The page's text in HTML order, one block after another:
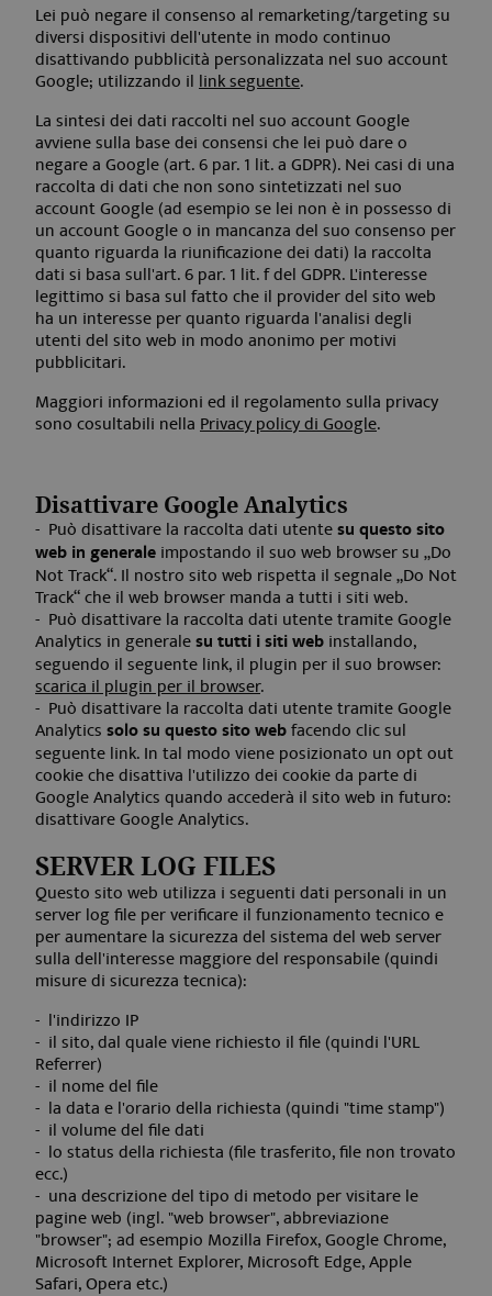
Lei può negare il consenso al remarketing/targeting su
diversi dispositivi dell'utente in modo continuo
disattivando pubblicità personalizzata nel suo account
Google; utilizzando illink seguente.
La sintesi dei dati raccolti nel suo account Google
avviene sulla base dei consensi che lei può dare o
negare a Google (art. 6 par. 1 lit. a GDPR). Nei casi di una
raccolta di dati che non sono sintetizzati nel suo
account Google (ad esempio se lei non è in possesso di
un account Google o in mancanza del suo consenso per
quanto riguarda la riunificazione dei dati) la raccolta
dati si basa sull'art. 6 par. 1 lit. f del GDPR. L'interesse
legittimo si basa sul fatto che il provider del sito web
ha un interesse per quanto riguarda l'analisi degli
utenti del sito web in modo anonimo per motivi
pubblicitari.
Maggiori informazioni ed il regolamento sulla privacy
sono cosultabili nellaPrivacy policy di Google.
Disattivare Google Analytics
Può disattivare la raccolta dati utentesu questo sito
web in generaleimpostando il suo web browser su„Do
Not Track“. Il nostro sito web rispetta il segnale „Do Not
Track“ che il web browser manda a tutti i siti web.
Può disattivare la raccolta dati utente tramite Google
Analytics in generalesu tutti i siti webinstallando,
seguendo il seguente link, il plugin per il suo browser:
scarica il plugin per il browser.
Può disattivare la raccolta dati utente tramite Google
Analyticssolo su questo sito webfacendo clic sul
seguente link. In tal modo viene posizionato un opt out
cookie che disattiva l'utilizzo dei cookie da parte di
Google Analytics quando accederà il sito web in futuro:
disattivare Google Analytics.
SERVER LOG FILES
Questo sito web utilizza i seguenti dati personali in un
server log file per verificare il funzionamento tecnico e
per aumentare la sicurezza del sistema del web server
sulla dell'interesse maggiore del responsabile (quindi
misure di sicurezza tecnica):
l'indirizzo IP
il sito, dal quale viene richiesto il file (quindi l'URL
Referrer)
il nome del file
la data e l'orario della richiesta (quindi "time stamp")
il volume del file dati
lo status della richiesta (file trasferito, file non trovato
ecc.)
una descrizione del tipo di metodo per visitare le
pagine web (ingl. "web browser", abbreviazione
"browser"; ad esempio Mozilla Firefox, Google Chrome,
Microsoft Internet Explorer, Microsoft Edge, Apple
Safari, Opera etc.)